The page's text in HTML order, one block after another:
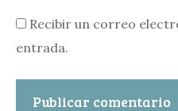
Recibir un correo
entrada.